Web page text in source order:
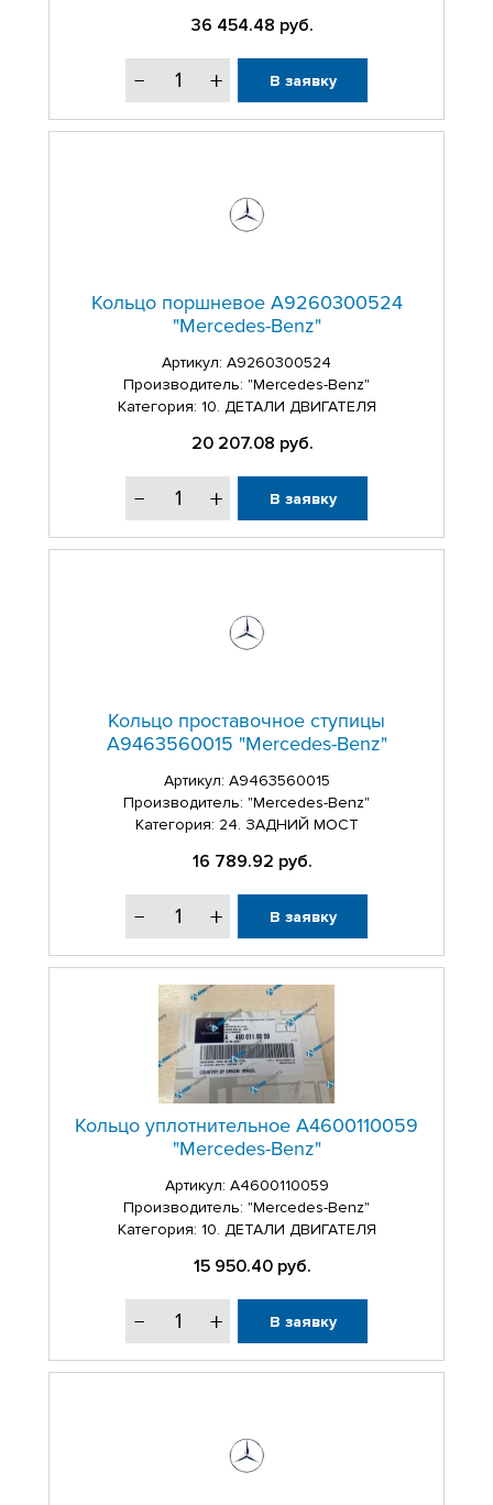
36 454.48 руб.
В заявку
Кольцо поршневое A9260300524
"Mercedes-Benz"
Артикул: A9260300524
Производитель: "Mercedes-Benz"
Категория: 10. ДЕТАЛИ ДВИГАТЕЛЯ
20 207.08 руб.
В заявку
Кольцо проставочное ступицы
A9463560015 "Mercedes-Benz"
Артикул: A9463560015
Производитель: "Mercedes-Benz"
Категория: 24. ЗАДНИЙ МОСТ
16 789.92 руб.
В заявку
Кольцо уплотнительное A4600110059
"Mercedes-Benz"
Артикул: A4600110059
Производитель: "Mercedes-Benz"
Категория: 10. ДЕТАЛИ ДВИГАТЕЛЯ
15 950.40руб.
В заявку